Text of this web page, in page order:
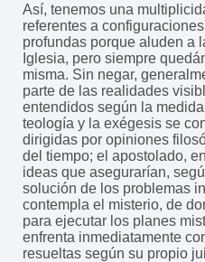
Así, tenemos una
referentes a
profundas porque aluden a
Iglesia, pero siempre
misma. Sin negar,
parte de las realidades
entendidos según la
teología y la exégesis se
dirigidas por opiniones
del tiempo; el apostolado,
ideas que asegurarían,
solución de los problemas
contempla el misterio, de
para ejecutar los planes
enfrenta inmediatamente
resueltas según su propio